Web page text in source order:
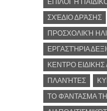
ΕΠΙΛΟΓΉ
ΣΧΈΔΙΟ ΔΡΆΣΗΣ
ΠΡΟΣΧΟΛΙΚΉ
ΕΡΓΑΣΤΉΡΙΑ
ΚΕΝΤΡΟ
ΠΛΑΝΉΤΕΣ
ΤΟ ΦΆΝΤΑΣΜΑ